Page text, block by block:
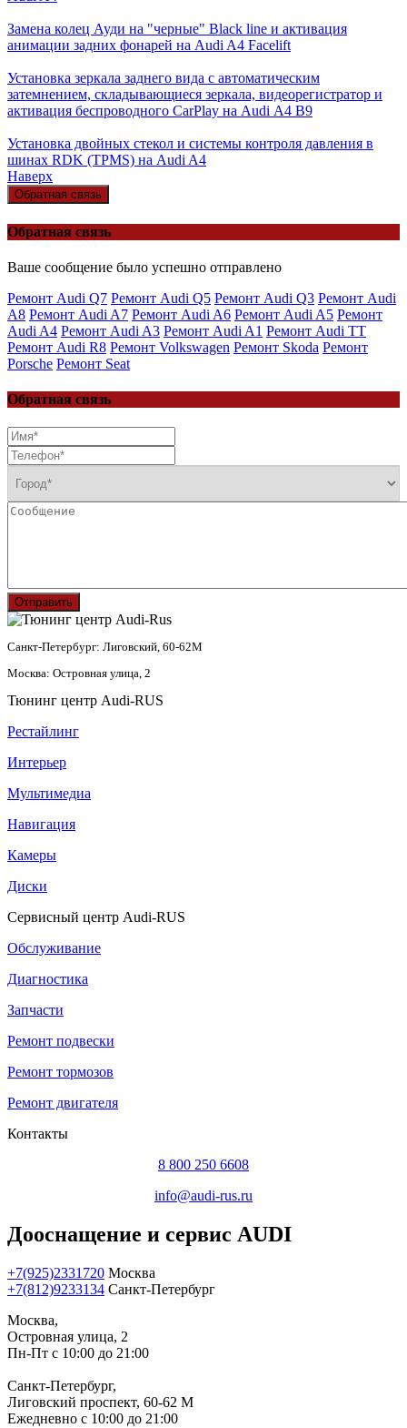
Замена колец Ауди на "черные" Black line и активация
анимации задних фонарей на Audi A4 Facelift
Установка зеркала заднего вида с автоматическим
затемнением, складывающиеся зеркала, видеорегистратор и
активация беспроводного CarPlay на Audi А4 В9
Установка двойных стекол и системы контроля давления в
шинах RDK (TPMS) на Audi A4
Наверх
Обратная связь
Обратная связь
Ваше сообщение было успешно отправлено
Ремонт Audi Q7 Ремонт Audi Q5 Ремонт Audi Q3 Ремонт Audi
A8 Ремонт Audi A7 Ремонт Audi A6 Ремонт Audi A5 Ремонт
Audi A4 Ремонт Audi A3 Ремонт Audi A1 Ремонт Audi TT
Ремонт Audi R8 Ремонт Volkswagen Ремонт Skoda Ремонт
Porsche Ремонт Seat
Обратная связь
Отправить
Санкт-Петербург: Лиговский, 60-62М
Москва: Островная улица, 2
Тюнинг центр Audi-RUS
Рестайлинг
Интерьер
Мультимедиа
Навигация
Камеры
Диски
Сервисный центр Audi-RUS
Обслуживание
Диагностика
Запчасти
Ремонт подвески
Ремонт тормозов
Ремонт двигателя
Контакты
8 800 250 6608
info@audi-rus.ru
Дооснащение и сервис AUDI
+7(925)2331720 Москва
+7(812)9233134 Санкт-Петербург
Москва,
Островная улица, 2
Пн-Пт с 10:00 до 21:00
Санкт-Петербург,
Лиговский проспект, 60-62 М
Ежедневно с 10:00 до 21:00